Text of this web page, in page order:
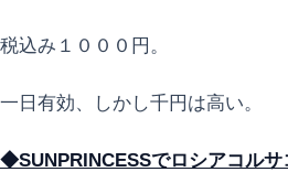
税込み１０００円。
一日有効、しかし千円は高い。
◆SUNPRINCESSでロシアコル